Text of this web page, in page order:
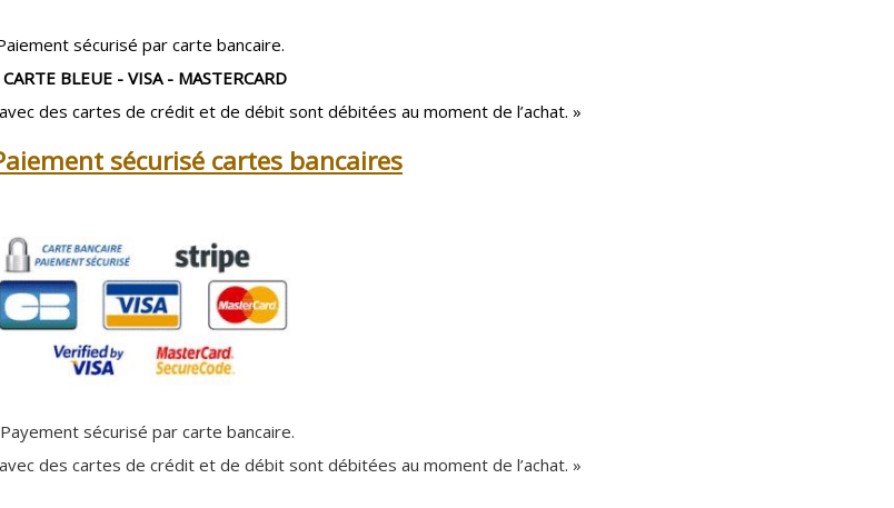
sécurisé par carte bancaire.
CARTE BLEUE - VISA - MASTERCARD
des cartes de crédit et de débit sont débitées au moment de l’achat. »
sécurisé cartes bancaires
Payement sécurisé par carte bancaire.
des cartes de crédit et de débit sont débitées au moment de l’achat. »